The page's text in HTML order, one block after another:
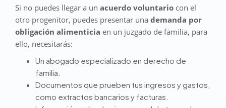
Si no puedes llegar a un acuerdo voluntario con el
otro progenitor, puedes presentar una demanda por
obligación alimenticia en un juzgado de familia, para
ello, necesitarás:
Un abogado especializado en derecho de
familia.
Documentos que prueben tus ingresos y gastos,
como extractos bancarios y facturas.